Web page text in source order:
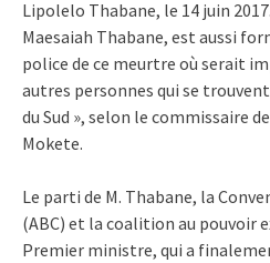
Lipolelo Thabane, le 14 juin
Maesaiah Thabane, est aussi
police de ce meurtre où serait
autres personnes qui se
du Sud », selon le commissaire
Mokete.
Le parti de M. Thabane, la
(ABC) et la coalition au pouvoir
Premier ministre, qui a